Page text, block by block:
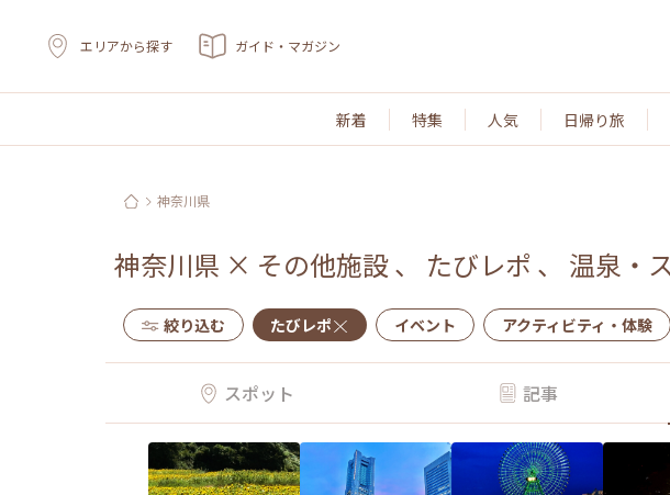
エリアから探す ガイド・マガジン
新着 特集 人気 日帰り旅
神奈川県
神奈川県 × その他施設、 たびレポ 、 温泉・
絞り込む たびレポ イベント アクティビティ・体験
スポット 記事